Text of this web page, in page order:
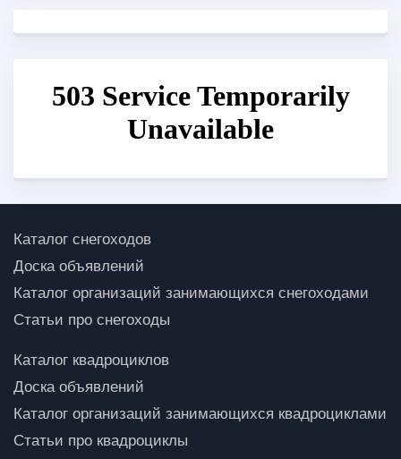
Каталог снегоходов
Доска объявлений
Каталог организаций занимающихся снегоходами
Статьи про снегоходы
Каталог квадроциклов
Доска объявлений
Каталог организаций занимающихся квадроциклами
Статьи про квадроциклы